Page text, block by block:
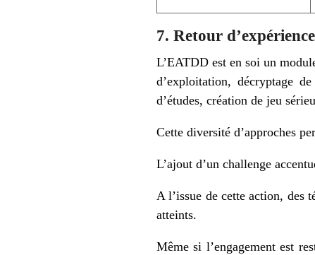
7. Retour
L’EATDD est en soi un
d’exploitation, décryptage
d’études, création de jeu
Cette diversité d’approches
L’ajout d’un challenge
A l’issue de cette action, des
atteints.
Même si l’engagement est